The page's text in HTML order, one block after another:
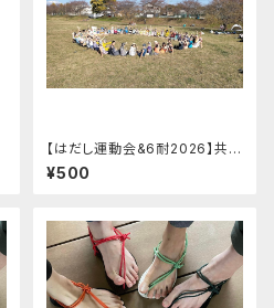
【はだし運動会&6耐2026】共同
バンガロー泊（4歳以上 小学生
以下）【2026.09.26(土)】
¥500